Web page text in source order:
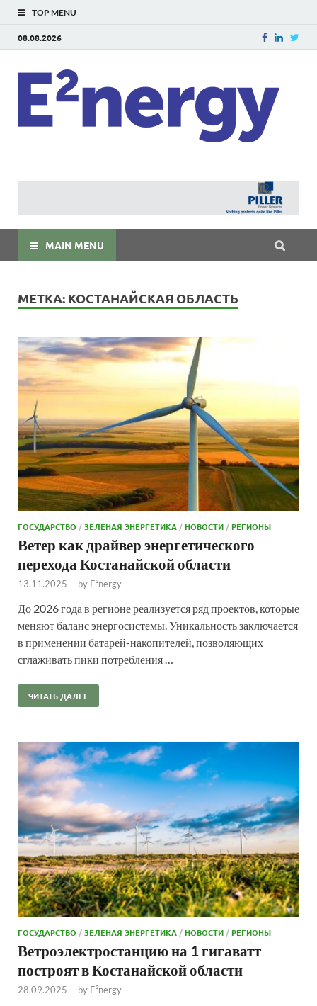
TOP MENU
08.08.2026
MAIN MENU
МЕТКА: КОСТАНАЙСКАЯ ОБЛАСТЬ
ГОСУДАРСТВО /ЗЕЛЕНАЯ ЭНЕРГЕТИКА /НОВОСТИ /РЕГИОНЫ
Ветер как драйвер энергетического
перехода Костанайской области
13.11.2025 - by E²nergy
До 2026 года в регионе реализуется ряд проектов, которые
меняют баланс энергосистемы. Уникальность заключается
в применении батарей-накопителей, позволяющих
сглаживать пики потребления …
ЧИТАТЬ ДАЛЕЕ
ГОСУДАРСТВО /ЗЕЛЕНАЯ ЭНЕРГЕТИКА /НОВОСТИ /РЕГИОНЫ
Ветроэлектростанцию на 1 гигаватт
построят в Костанайской области
28.09.2025 - by E²nergy